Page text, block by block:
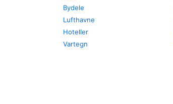
Bydele
Lufthavne
Hoteller
Vartegn